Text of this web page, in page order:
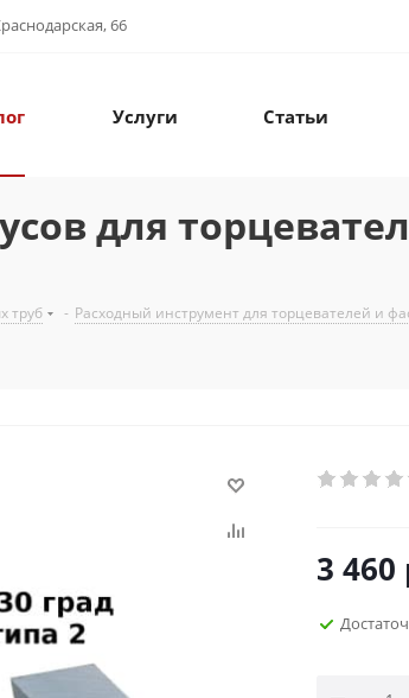
66
Услуги Статьи
для
труб - Расходный инструмент для торцевателей и
3 460